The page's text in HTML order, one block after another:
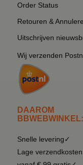
Order Status
Retouren &
Uitschrijven
Wij verzenden
DAAROM
BBWEBWINKEL:
Snelle levering✓
Lage